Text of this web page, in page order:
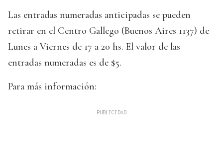
Las entradas numeradas anticipadas se pueden
retirar en el Centro Gallego (Buenos Aires 1137) de
Lunes a Viernes de 17 a 20 hs. El valor de las
entradas numeradas es de $5.
Para más información: